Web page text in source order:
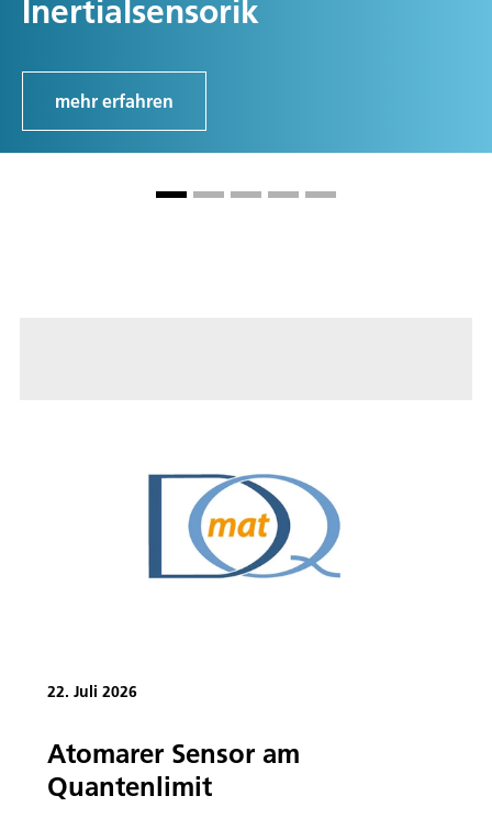
Inertialsensorik
mehr erfahren
22. Juli 2026
Atomarer Sensor am
Quantenlimit